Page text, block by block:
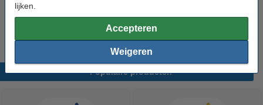
lijken.
Accepteren
Weigeren
€ 22,50
Populaire producten